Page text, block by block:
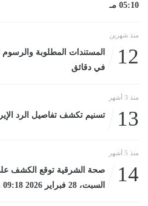
05:10 مـ
منذ شهرين
12
المستندات المطلوبة
في دقائق
منذ 3 أشهر
13 تسنيم تكشف تفاصيل الرد
منذ 5 أشهر
14
السبت، 28 فبراير 2026 09:18 مـ